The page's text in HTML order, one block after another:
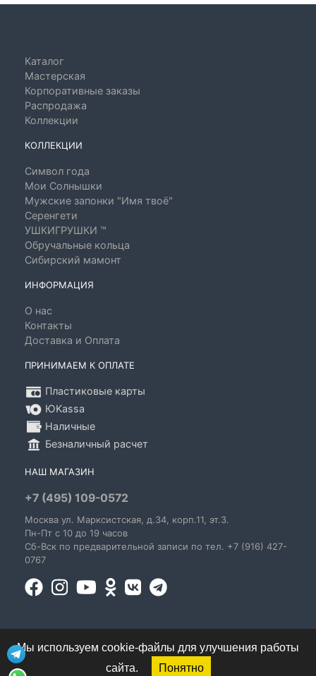
Каталог
Мастерская
Корпоративные заказы
Распродажа
Коллекции
КОЛЛЕКЦИИ
Символ года
Мои Солнышки
Мужские запонки "Имя твоё"
Серенгети
УШКИГРУШКИ ™
Обручальные кольца
Сибирский мамонт
ИНФОРМАЦИЯ
О нас
Контакты
Доставка и Оплата
ПРИНИМАЕМ К ОПЛАТЕ
Пластиковые карты
ЮKassa
Наличные
Безналичный расчет
НАШ МАГАЗИН
+7 (495) 109-0572
Москва ул. Марксистская , д.34, корп.11, эт.3.
Пн-Пт c 10 до 19 часов
Сб-Вск по предварительной записи по тел. +7 (916) 427-
0767
© 1995-2026 GoldenBlues - информация о правах
Мы используем cookie-файлы для улучшения работы
сайта.
Понятно